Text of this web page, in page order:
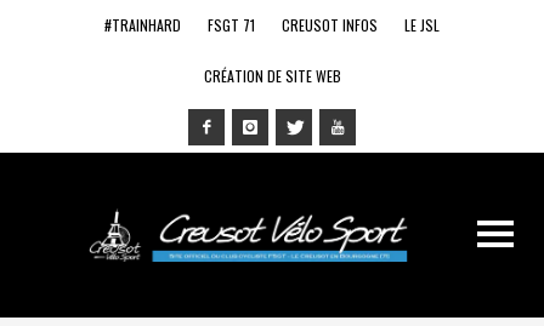
#TRAINHARD FSGT 71 CREUSOT INFOS LE JSL
CRÉATION DE SITE WEB